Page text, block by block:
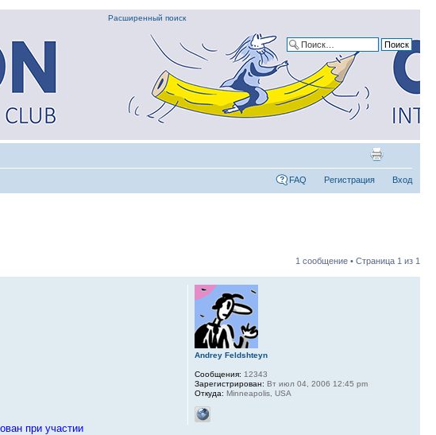
Расширенный поиск
FAQ Регистрация Вход
1 сообщение • Страница 1 из 1
при участии
Andrey Feldshteyn
Сообщения: 12343
Зарегистрирован: Вт июл 04, 2006 12:45 pm
Откуда: Minneapolis, USA